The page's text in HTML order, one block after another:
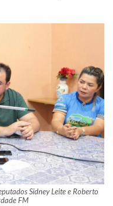
Sidney Leite e Roberto
FM